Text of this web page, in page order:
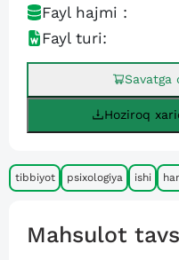
Fayl hajmi :
Fayl turi:
Savatga
Hoziroq
tibbiyot psixologiya ishi
Mahsulot